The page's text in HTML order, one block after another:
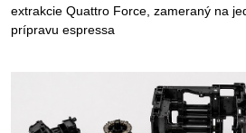
extrakcie Quattro Force, zameraný na
prípravu espressa